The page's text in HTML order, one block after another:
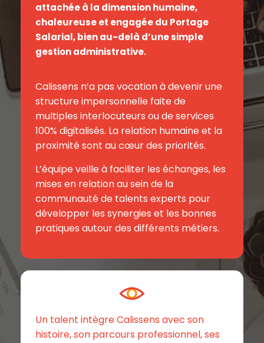
attachée à la dimension humaine,
chaleureuse et engagée du Portage
Salarial, bien au-delà d’une simple
gestion administrative.
Calissens n’a pas vocation à devenir une
structure impersonnelle faite de
multiples interlocuteurs ou de services
100% digitalisés. La relation humaine et la
proximité sont au cœur des priorités.
L’équipe veille à faciliter les échanges, les
mises en relation au sein de la
communauté de talents experts pour
développer les synergies et les bonnes
pratiques autour des différents métiers.
Un talent intègre Calissens avec son
histoire, son parcours professionnel, ses